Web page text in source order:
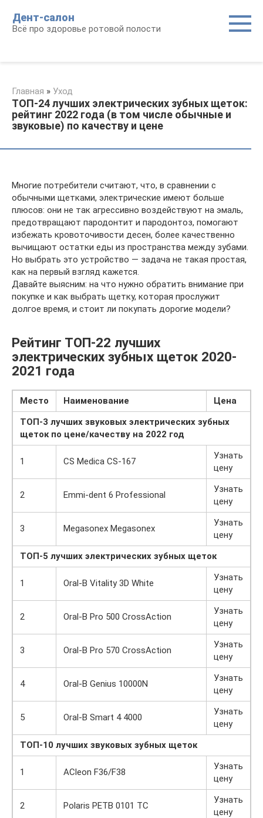
контенту
Дент-салон
Всё про здоровье ротовой полости
Главная » Уход
ТОП-24 лучших электрических зубных щеток:
рейтинг 2022 года (в том числе обычные и
звуковые) по качеству и цене
Многие потребители считают, что, в сравнении с
обычными щетками, электрические имеют больше
плюсов: они не так агрессивно воздействуют на эмаль,
предотвращают пародонтит и пародонтоз, помогают
избежать кровоточивости десен, более качественно
вычищают остатки еды из пространства между зубами.
Но выбрать это устройство — задача не такая простая,
как на первый взгляд кажется.
Давайте выясним: на что нужно обратить внимание при
покупке и как выбрать щетку, которая прослужит
долгое время, и стоит ли покупать дорогие модели?
Рейтинг ТОП-22 лучших
электрических зубных щеток 2020-
2021 года
Место Наименование
Цена
ТОП-3 лучших звуковых электрических зубных
щеток по цене/качеству на 2022 год
1 CS Medica CS-167
Узнать
цену
2 Emmi-dent 6 Professional
Узнать
цену
3 Megasonex Megasonex
Узнать
цену
ТОП-5 лучших электрических зубных щеток
1 Oral-B Vitality 3D White
Узнать
цену
2 Oral-B Pro 500 CrossAction
Узнать
цену
3 Oral-B Pro 570 CrossAction
Узнать
цену
4 Oral-B Genius 10000N
Узнать
цену
5 Oral-B Smart 4 4000
Узнать
цену
ТОП-10 лучших звуковых зубных щеток
1 ACleon F36/F38
Узнать
цену
2 Polaris PETB 0101 TC
Узнать
цену